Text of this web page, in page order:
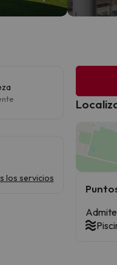
los servicios